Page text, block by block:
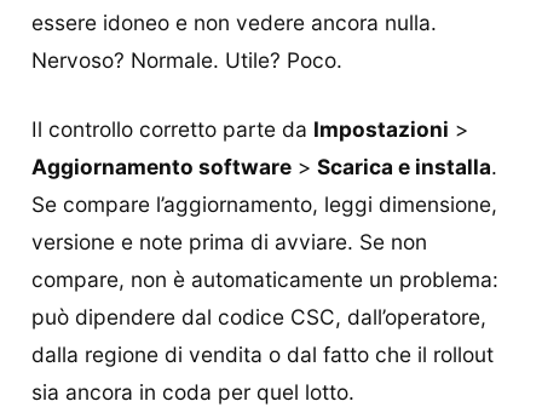
essere idoneo e non vedere ancora nulla.
Nervoso? Normale. Utile? Poco.
Il controllo corretto parte da Impostazioni >
Aggiornamento software > Scarica e installa.
Se compare l’aggiornamento, leggi dimensione,
versione e note prima di avviare. Se non
compare, non è automaticamente un problema:
può dipendere dal codice CSC, dall’operatore,
dalla regione di vendita o dal fatto che il rollout
sia ancora in coda per quel lotto.